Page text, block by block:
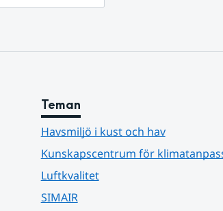
Teman
Havsmiljö i kust och hav
Kunskapscentrum för
Luftkvalitet
SIMAIR